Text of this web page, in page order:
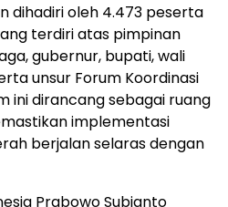
dihadiri oleh 4.473 peserta
terdiri atas pimpinan
gubernur, bupati, wali
unsur Forum Koordinasi
ini dirancang sebagai ruang
implementasi
berjalan selaras dengan
Prabowo Subianto